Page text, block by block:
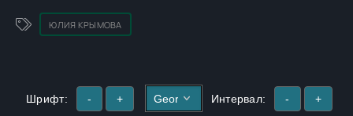
ЮЛИЯ КРЫМОВА
Шрифт: - + Интервал: - +